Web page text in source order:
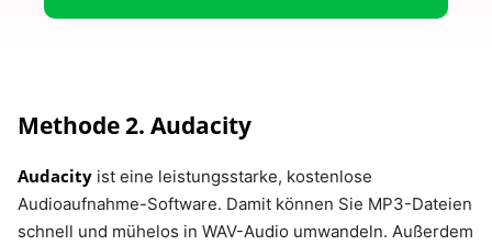
Methode 2. Audacity
Audacity ist eine leistungsstarke, kostenlose
Audioaufnahme-Software. Damit können Sie MP3-Dateien
schnell und mühelos in WAV-Audio umwandeln. Außerdem